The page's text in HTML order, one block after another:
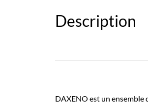
Description
DAXENO est un